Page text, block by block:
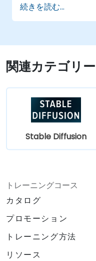
グ、画像から画
な画像生成シ
Stable
化する。
続きを読む...
関連カテゴリー
Stable Diffusion
トレーニングコース
カタログ
プロモーション
トレーニング方法
リソース